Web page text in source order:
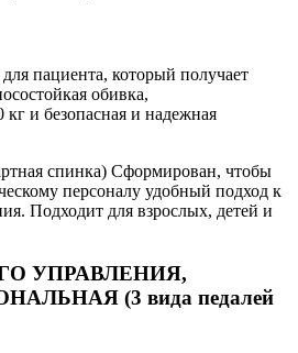
пациента, который получает
обивка,
кг и безопасная и надежная
спинка) Сформирован, чтобы
персоналу удобный подход к
Подходит для взрослых, детей и
УПРАВЛЕНИЯ,
(3 вида педалей